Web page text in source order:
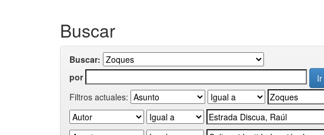
Buscar
Buscar:
por
Filtros actuales: